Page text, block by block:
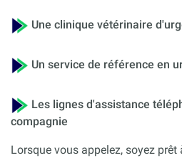
Une clinique vétérinaire
Un service de référence en
Les lignes d'assistance
compagnie
Lorsque vous appelez, soyez prêt